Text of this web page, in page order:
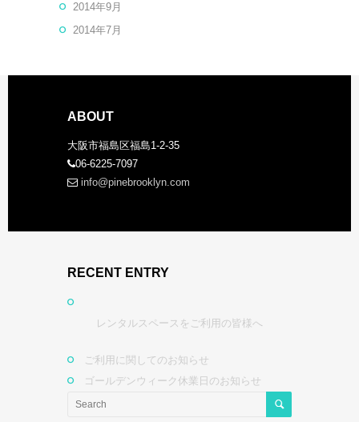
2014年9月
2014年7月
ABOUT
大阪市福島区福島1-2-35
06-6225-7097
info@pinebrooklyn.com
RECENT ENTRY
レンタルスペースをご利用の皆様へ
ご利用に関してのお知らせ
ゴールデンウィーク休業日のお知らせ